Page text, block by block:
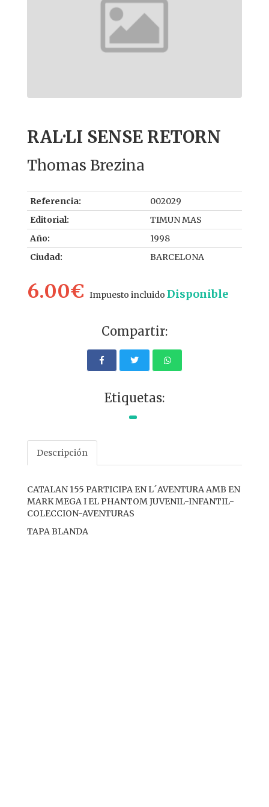
RAL·LI SENSE RETORN
Thomas Brezina
Referencia:
002029
Editorial:
TIMUN MAS
Año:
1998
Ciudad:
BARCELONA
6.00€ Impuesto incluido Disponible
Compartir:
Etiquetas:
Descripción
CATALAN 155 PARTICIPA EN L´AVENTURA AMB EN
MARK MEGA I EL PHANTOM JUVENIL-INFANTIL-
COLECCION-AVENTURAS
TAPA BLANDA